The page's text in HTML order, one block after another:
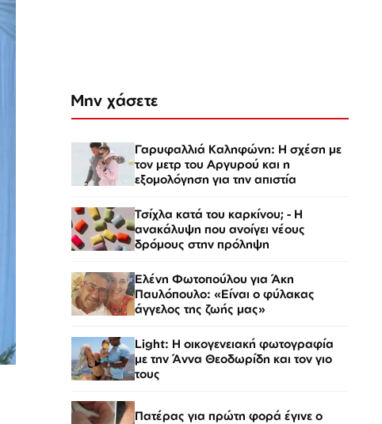
Μην χάσετε
Γαρυφαλλιά Καληφώνη: Η σχέση με
τον μετρ του Αργυρού και η
εξομολόγηση για την απιστία
Τσίχλα κατά του καρκίνου; - Η
ανακάλυψη που ανοίγει νέους
δρόμους στην πρόληψη
Ελένη Φωτοπούλου για Άκη
Παυλόπουλο: «Είναι ο φύλακας
άγγελος της ζωής μας»
Light: Η οικογενειακή φωτογραφία
με την Άννα Θεοδωρίδη και τον γιο
τους
Πατέρας για πρώτη φορά έγινε ο